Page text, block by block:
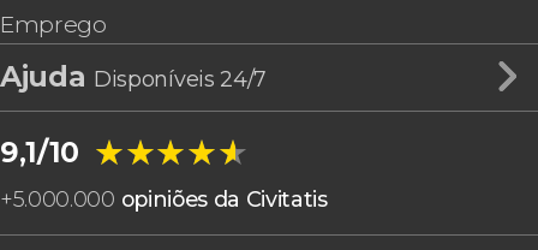
Emprego
Ajuda Disponíveis 24/7
9,1/10 ★★★★★
★★★★★
+5.000.000 opiniões da Civitatis